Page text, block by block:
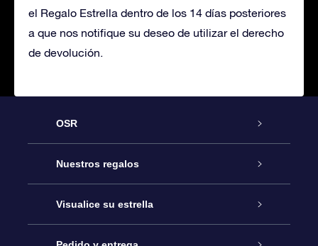
el Regalo Estrella dentro de los 14 días posteriores
a que nos notifique su deseo de utilizar el derecho
de devolución.
OSR
Atención
Contáctanos
Blog
Nuestros regalos
Regalo Estrella Online
Paquete de Regalo OSR
Visualice su estrella